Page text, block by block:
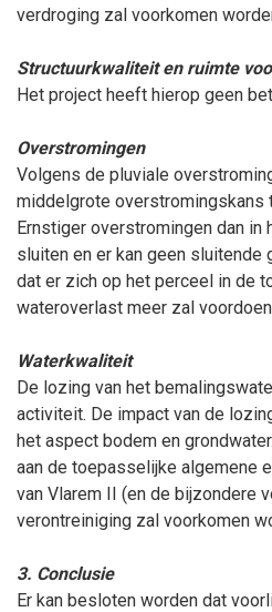
verdroging zal voorkomen
Structuurkwaliteit en ruimte
Het project heeft hierop geen
Overstromingen
Volgens de pluviale
middelgrote overstromingskans
Ernstiger overstromingen dan in
sluiten en er kan geen sluitende
dat er zich op het perceel in de
wateroverlast meer zal
Waterkwaliteit
De lozing van het
activiteit. De impact van de
het aspect bodem en
aan de toepasselijke algemene
van Vlarem II (en de bijzondere
verontreiniging zal voorkomen
3. Conclusie
Er kan besloten worden dat